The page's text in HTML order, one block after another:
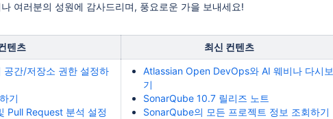
여러분의 성원에 감사드리며, 풍요로운 가을 보내세요!
텐츠 최신 컨텐츠
간/저장소 권한 설정하
기
Pull Request 분석 설정
Atlassian Open DevOps와 AI 웨비나 다시보
기
SonarQube 10.7 릴리즈 노트
SonarQube의 모든 프로젝트 정보 조회하기